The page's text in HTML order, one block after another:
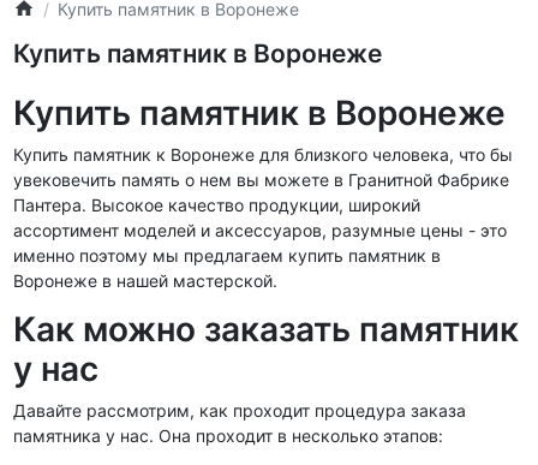
Купить памятник в Воронеже
Купить памятник в Воронеже
Купить памятник в Воронеже
Купить памятник к Воронеже для близкого человека, что бы
увековечить память о нем вы можете в Гранитной Фабрике
Пантера. Высокое качество продукции, широкий
ассортимент моделей и аксессуаров, разумные цены - это
именно поэтому мы предлагаем купить памятник в
Воронеже в нашей мастерской.
Как можно заказать памятник
у нас
Давайте рассмотрим, как проходит процедура заказа
памятника у нас. Она проходит в несколько этапов: